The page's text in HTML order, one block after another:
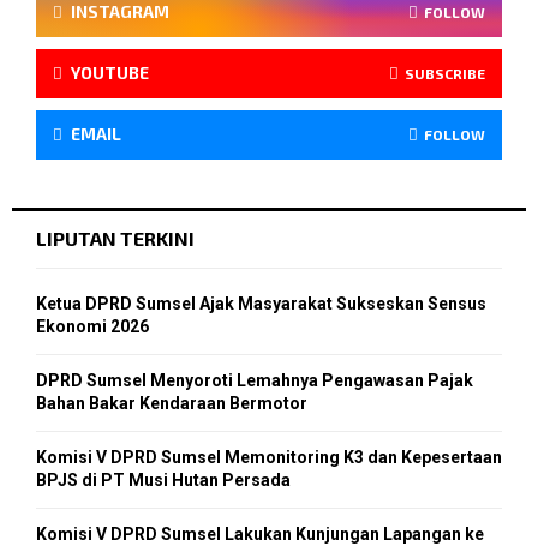
INSTAGRAM FOLLOW
YOUTUBE SUBSCRIBE
EMAIL FOLLOW
LIPUTAN TERKINI
Ketua DPRD Sumsel Ajak Masyarakat Sukseskan Sensus
Ekonomi 2026
DPRD Sumsel Menyoroti Lemahnya Pengawasan Pajak
Bahan Bakar Kendaraan Bermotor
Komisi V DPRD Sumsel Memonitoring K3 dan Kepesertaan
BPJS di PT Musi Hutan Persada
Komisi V DPRD Sumsel Lakukan Kunjungan Lapangan ke